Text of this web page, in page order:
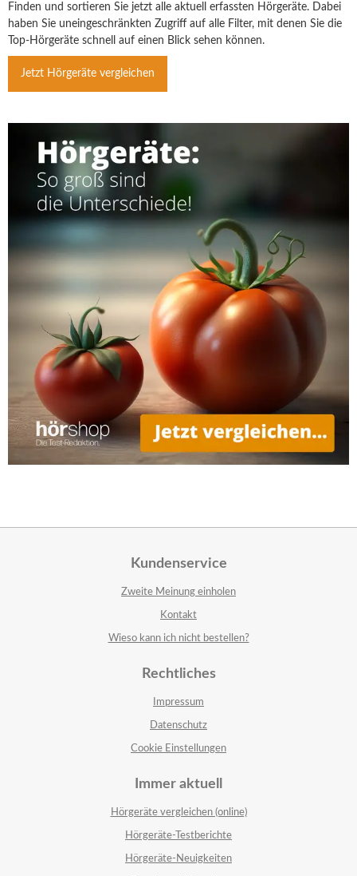
Finden und sortieren Sie jetzt alle aktuell erfassten Hörgeräte. Dabei
haben Sie uneingeschränkten Zugriff auf alle Filter, mit denen Sie die
Top-Hörgeräte schnell auf einen Blick sehen können.
Jetzt Hörgeräte vergleichen
Kundenservice
Zweite Meinung einholen
Kontakt
Wieso kann ich nicht bestellen?
Rechtliches
Impressum
Datenschutz
Cookie Einstellungen
Immer aktuell
Hörgeräte vergleichen (online)
Hörgeräte-Testberichte
Hörgeräte-Neuigkeiten